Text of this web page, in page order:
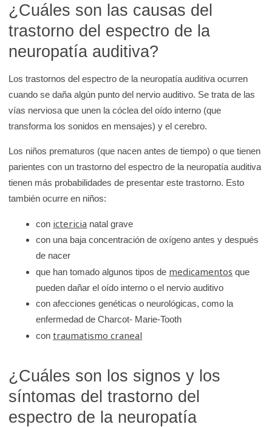
h
¿Cuáles son las causas del
trastorno del espectro de la
neuropatía auditiva?
Los trastornos del espectro de la neuropatía auditiva ocurren
cuando se daña algún punto del nervio auditivo. Se trata de las
vías nerviosa que unen la cóclea del oído interno (que
transforma los sonidos en mensajes) y el cerebro.
Los niños prematuros (que nacen antes de tiempo) o que tienen
parientes con un trastorno del espectro de la neuropatía auditiva
tienen más probabilidades de presentar este trastorno. Esto
también ocurre en niños:
con ictericia natal grave
con una baja concentración de oxígeno antes y después
de nacer
que han tomado algunos tipos de medicamentos que
pueden dañar el oído interno o el nervio auditivo
con afecciones genéticas o neurológicas, como la
enfermedad de Charcot- Marie-Tooth
contraumatismo craneal
¿Cuáles son los signos y los
síntomas del trastorno del
espectro de la neuropatía